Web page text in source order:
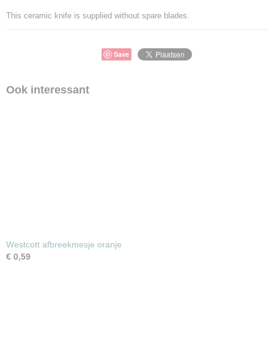
This ceramic knife is supplied without spare blades.
Save
Ook interessant
Westcott afbreekmesje oranje
€ 0,59